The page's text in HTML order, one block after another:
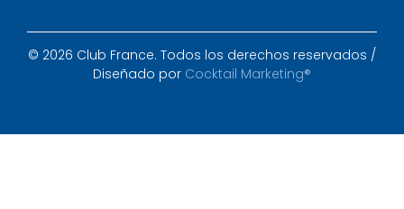
© 2026 Club France. Todos los derechos reservados /
Diseñado por Cocktail Marketing®